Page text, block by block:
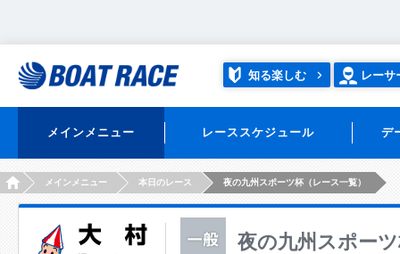
知る楽しむ レーサ
メインメニュー レーススケジュール デ
HOMEメインメニュー 本日のレース 夜の九州スポーツ杯（レース一覧）
夜の九州スポー